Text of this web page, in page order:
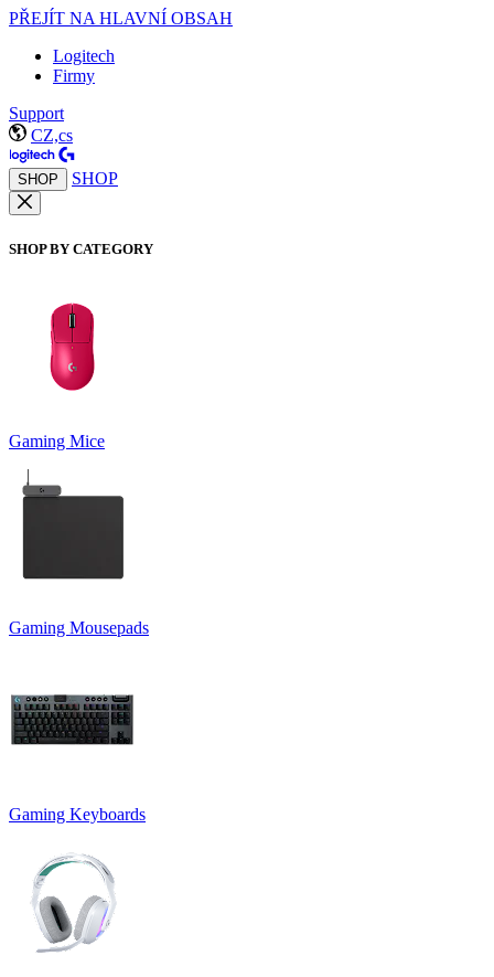
PŘEJÍT NA HLAVNÍ OBSAH
Logitech
Firmy
Support
CZ,cs
SHOP SHOP
SHOP BY CATEGORY
Gaming Mice
Gaming Mousepads
Gaming Keyboards